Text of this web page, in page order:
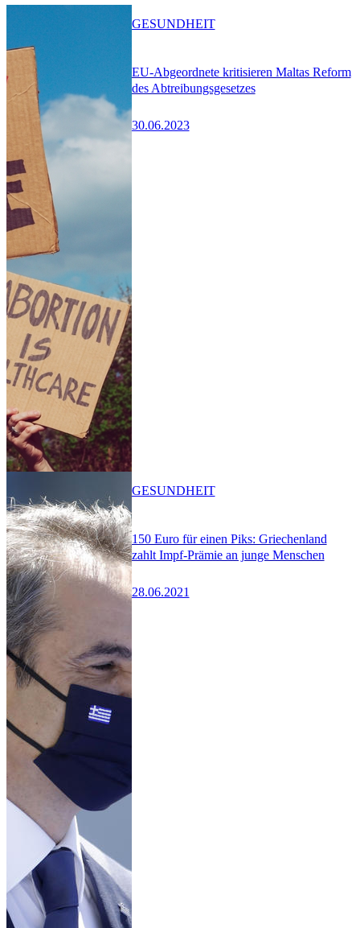
EU-Abgeordnete kritisieren Maltas Reform
des Abtreibungsgesetzes
30.06.2023
GESUNDHEIT
150 Euro für einen Piks: Griechenland
zahlt Impf-Prämie an junge Menschen
28.06.2021
GESUNDHEIT